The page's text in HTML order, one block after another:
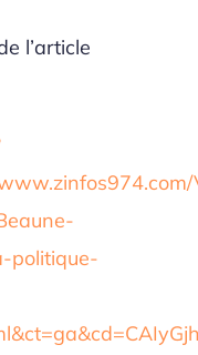
l’article
politique-